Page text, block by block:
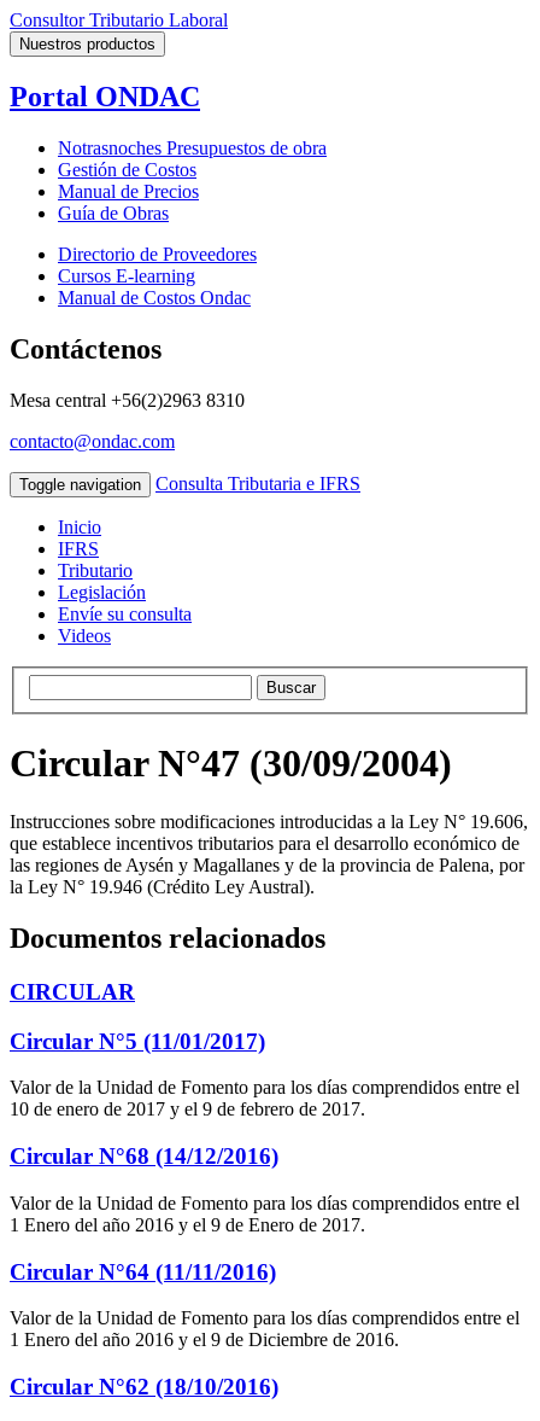
Consultor Tributario Laboral
Nuestros productos
Portal ONDAC
Notrasnoches Presupuestos de obra
Gestión de Costos
Manual de Precios
Guía de Obras
Directorio de Proveedores
Cursos E-learning
Manual de Costos Ondac
Contáctenos
Mesa central +56(2)2963 8310
contacto@ondac.com
Toggle navigation Consulta Tributaria e IFRS
Inicio
IFRS
Tributario
Legislación
Envíe su consulta
Videos
Circular N°47 (30/09/2004)
Instrucciones sobre modificaciones introducidas a la Ley N° 19.606,
que establece incentivos tributarios para el desarrollo económico de
las regiones de Aysén y Magallanes y de la provincia de Palena, por
la Ley N° 19.946 (Crédito Ley Austral).
Documentos relacionados
CIRCULAR
Circular N°5 (11/01/2017)
Valor de la Unidad de Fomento para los días comprendidos entre el
10 de enero de 2017 y el 9 de febrero de 2017.
Circular N°68 (14/12/2016)
Valor de la Unidad de Fomento para los días comprendidos entre el
1 Enero del año 2016 y el 9 de Enero de 2017.
Circular N°64 (11/11/2016)
Valor de la Unidad de Fomento para los días comprendidos entre el
1 Enero del año 2016 y el 9 de Diciembre de 2016.
Circular N°62 (18/10/2016)